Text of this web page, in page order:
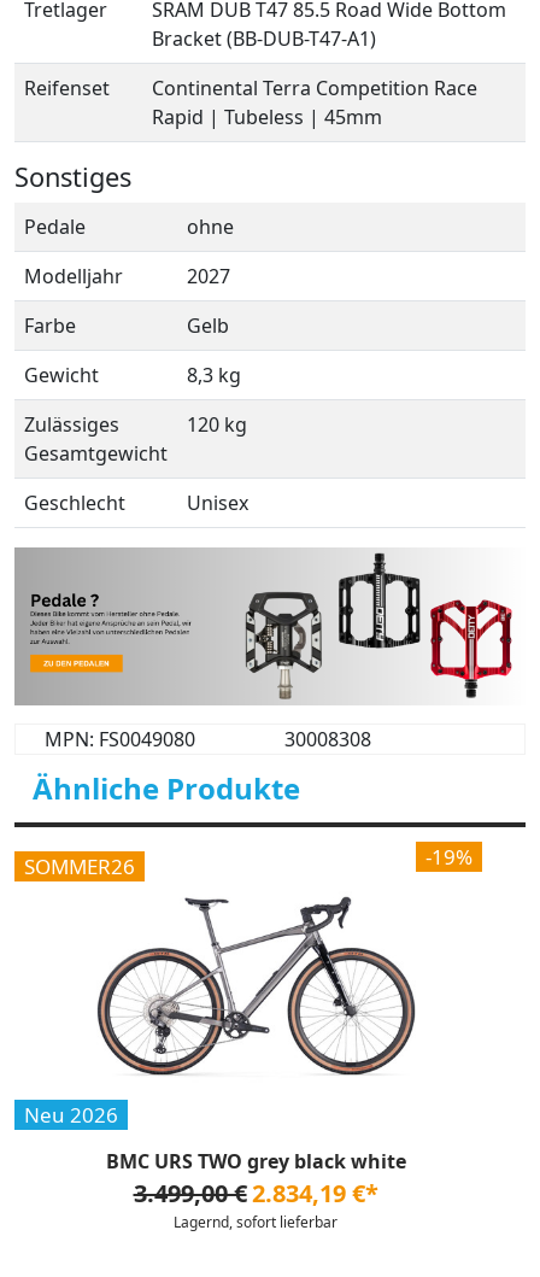
Tretlager
SRAM DUB T47 85.5 Road Wide Bottom
Bracket (BB-DUB-T47-A1)
Reifenset
Continental Terra Competition Race
Rapid | Tubeless | 45mm
Sonstiges
Pedale
ohne
Modelljahr
2027
Farbe
Gelb
Gewicht
8,3 kg
Zulässiges
Gesamtgewicht
120 kg
Geschlecht Unisex
MPN: FS0049080 30008308
Ähnliche Produkte
-19%
SOMMER26
Neu 2026
BMC URS TWO grey black white
3.499,00 €2.834,19 €*
Lagernd, sofort lieferbar